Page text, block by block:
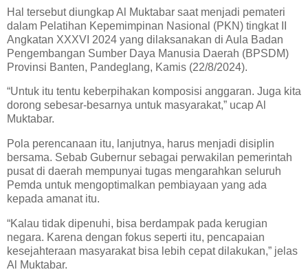
Hal tersebut diungkap Al Muktabar saat menjadi pemateri
dalam Pelatihan Kepemimpinan Nasional (PKN) tingkat II
Angkatan XXXVI 2024 yang dilaksanakan di Aula Badan
Pengembangan Sumber Daya Manusia Daerah (BPSDM)
Provinsi Banten, Pandeglang, Kamis (22/8/2024).
“Untuk itu tentu keberpihakan komposisi anggaran. Juga kita
dorong sebesar-besarnya untuk masyarakat,” ucap Al
Muktabar.
Pola perencanaan itu, lanjutnya, harus menjadi disiplin
bersama. Sebab Gubernur sebagai perwakilan pemerintah
pusat di daerah mempunyai tugas mengarahkan seluruh
Pemda untuk mengoptimalkan pembiayaan yang ada
kepada amanat itu.
“Kalau tidak dipenuhi, bisa berdampak pada kerugian
negara. Karena dengan fokus seperti itu, pencapaian
kesejahteraan masyarakat bisa lebih cepat dilakukan,” jelas
Al Muktabar.